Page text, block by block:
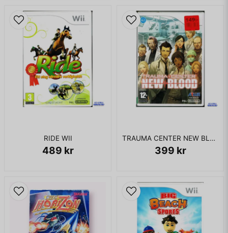
RIDE WII
489 kr
TRAUMA CENTER NEW BLOOD WII
399 kr